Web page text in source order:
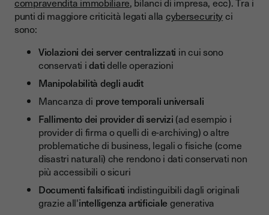
punti di maggiore criticità legati alla cybersecurityci
sono:
Violazioni dei server centralizzati in cui sono
conservati idatidelle operazioni
Manipolabilità degli audit
Mancanza di prove temporali universali
Fallimentodei provider di servizi (ad esempio i
provider di firma o quelli di e-archiving) o altre
problematiche di business, legali o fisiche (come
disastri naturali) che rendono i dati conservati non
più accessibili o sicuri
Documenti falsificati indistinguibili dagli originali
grazie all'intelligenza artificialegenerativa